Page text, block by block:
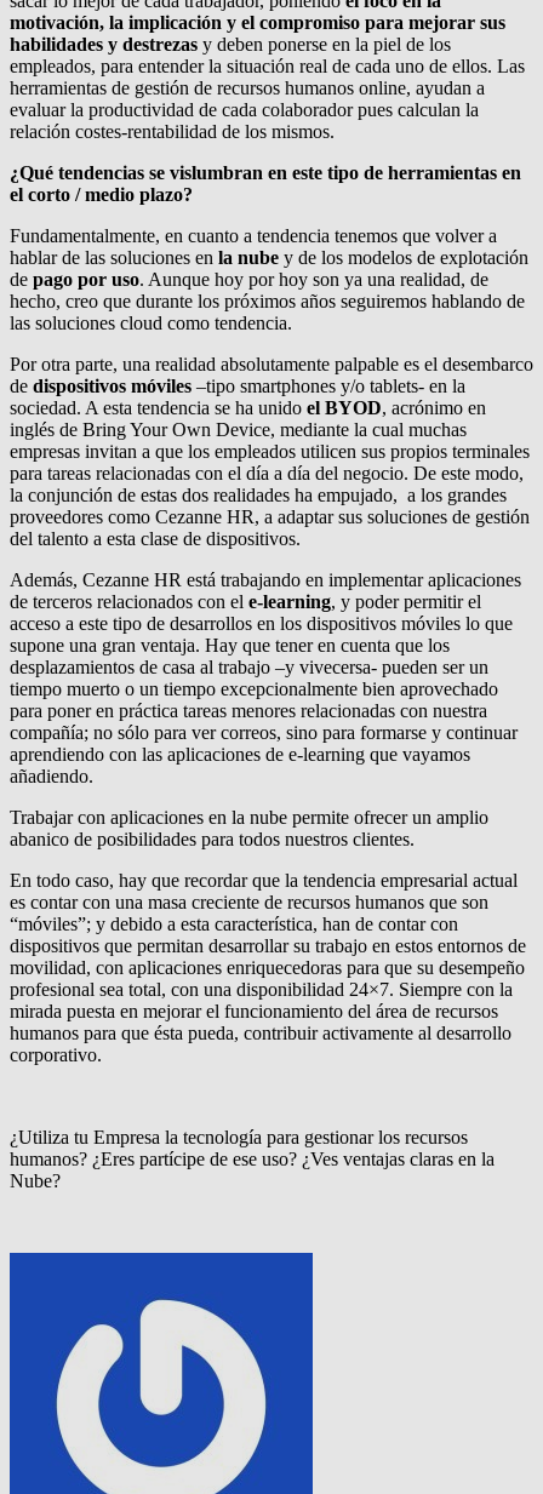
motivación, la implicación y el compromiso para mejorar sus
habilidades y destrezas y deben ponerse en la piel de los
empleados, para entender la situación real de cada uno de ellos. Las
herramientas de gestión de recursos humanos online, ayudan a
evaluar la productividad de cada colaborador pues calculan la
relación costes-rentabilidad de los mismos.
¿Qué tendencias se vislumbran en este tipo de herramientas en
el corto / medio plazo?
Fundamentalmente, en cuanto a tendencia tenemos que volver a
hablar de las soluciones en la nube y de los modelos de explotación
de pago por uso. Aunque hoy por hoy son ya una realidad, de
hecho, creo que durante los próximos años seguiremos hablando de
las soluciones cloud como tendencia.
Por otra parte, una realidad absolutamente palpable es el desembarco
de dispositivos móviles –tipo smartphones y/o tablets- en la
sociedad. A esta tendencia se ha unido el BYOD, acrónimo en
inglés de Bring Your Own Device, mediante la cual muchas
empresas invitan a que los empleados utilicen sus propios terminales
para tareas relacionadas con el día a día del negocio. De este modo,
la conjunción de estas dos realidades ha empujado, a los grandes
proveedores como Cezanne HR, a adaptar sus soluciones de gestión
del talento a esta clase de dispositivos.
Además, Cezanne HR está trabajando en implementar aplicaciones
de terceros relacionados con el e-learning, y poder permitir el
acceso a este tipo de desarrollos en los dispositivos móviles lo que
supone una gran ventaja. Hay que tener en cuenta que los
desplazamientos de casa al trabajo –y vivecersa- pueden ser un
tiempo muerto o un tiempo excepcionalmente bien aprovechado
para poner en práctica tareas menores relacionadas con nuestra
compañía; no sólo para ver correos, sino para formarse y continuar
aprendiendo con las aplicaciones de e-learning que vayamos
añadiendo.
Trabajar con aplicaciones en la nube permite ofrecer un amplio
abanico de posibilidades para todos nuestros clientes.
En todo caso, hay que recordar que la tendencia empresarial actual
es contar con una masa creciente de recursos humanos que son
“móviles”; y debido a esta característica, han de contar con
dispositivos que permitan desarrollar su trabajo en estos entornos de
movilidad, con aplicaciones enriquecedoras para que su desempeño
profesional sea total, con una disponibilidad 24×7. Siempre con la
mirada puesta en mejorar el funcionamiento del área de recursos
humanos para que ésta pueda, contribuir activamente al desarrollo
corporativo.
¿Utiliza tu Empresa la tecnología para gestionar los recursos
humanos? ¿Eres partícipe de ese uso? ¿Ves ventajas claras en la
Nube?